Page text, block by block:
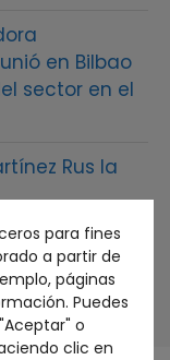
en Bilbao
sector en el
Rus la
debe
tratamos
para fines
a partir de
páginas
Puedes
o
clic en